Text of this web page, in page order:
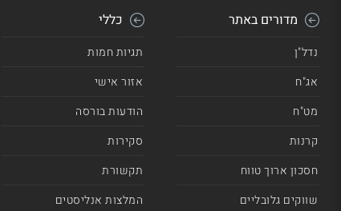
מדורים באתר
נדל"ן
אג"ח
מט"ח
קרנות
חסכון ארוך טווח
שווקים גלובליים
כללי
תגיות חמות
אזור אישי
הודעות בורסה
סקירות
תקשורת
המלצות אנליסטים